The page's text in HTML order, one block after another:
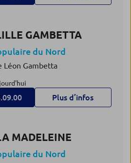
GAMBETTA
du Nord
Léon Gambetta
Plus d’infos
MADELEINE
du Nord